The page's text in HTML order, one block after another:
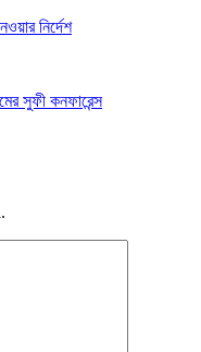
নির্দেশ
সুফী কনফারেন্স